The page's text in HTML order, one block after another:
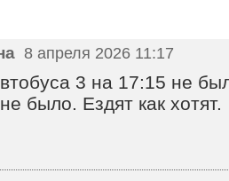
8 апреля 2026 11:17
3 на 17:15 не
было. Ездят как хотят.